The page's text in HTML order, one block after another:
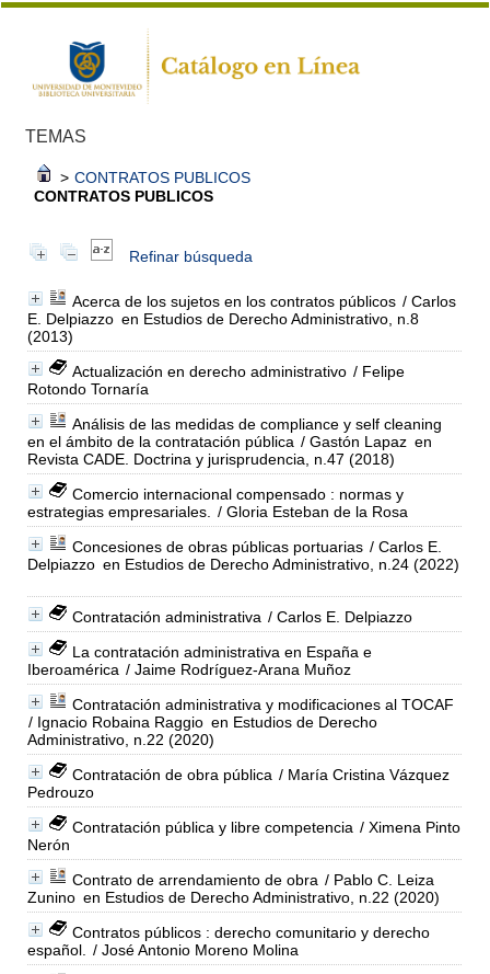
TEMAS
> CONTRATOS PUBLICOS
CONTRATOS PUBLICOS
Refinar búsqueda
Acerca de los sujetos en los contratos públicos / Carlos
E. Delpiazzo en Estudios de Derecho Administrativo, n.8
(2013)
Actualización en derecho administrativo / Felipe
Rotondo Tornaría
Análisis de las medidas de compliance y self cleaning
en el ámbito de la contratación pública / Gastón Lapaz en
Revista CADE. Doctrina y jurisprudencia, n.47 (2018)
Comercio internacional compensado : normas y
estrategias empresariales.
/ Gloria Esteban de la Rosa
Concesiones de obras públicas portuarias / Carlos E.
Delpiazzo en Estudios de Derecho Administrativo, n.24 (2022)
Contratación administrativa / Carlos E. Delpiazzo
La contratación administrativa en España e
Iberoamérica / Jaime Rodríguez-Arana Muñoz
Contratación administrativa y modificaciones al TOCAF
/ Ignacio Robaina Raggio en Estudios de Derecho
Administrativo, n.22 (2020)
Contratación de obra pública / María Cristina Vázquez
Pedrouzo
Contratación pública y libre competencia / Ximena Pinto
Nerón
Contrato de arrendamiento de obra / Pablo C. Leiza
Zunino en Estudios de Derecho Administrativo, n.22 (2020)
Contratos públicos : derecho comunitario y derecho
español.
/ José Antonio Moreno Molina